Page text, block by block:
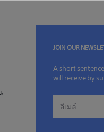
JOIN OUR
A short
will receive by